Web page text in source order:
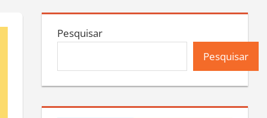
Pesquisar
Pesquisar